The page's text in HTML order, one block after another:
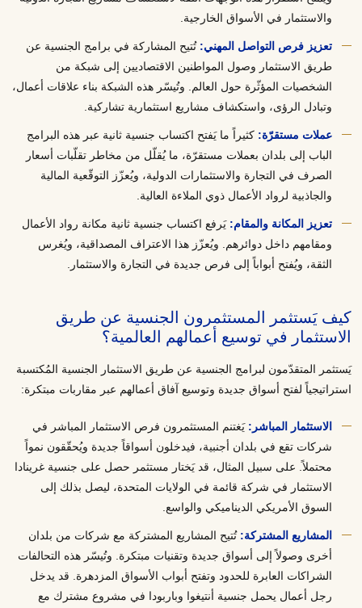
والاستثمار في الأسواق الخارجية.
تعزيز فرص التواصل المهني: تُتيح المشاركة في برامج الجنسية عن
طريق الاستثمار وصول المواطنين الاقتصاديين إلى شبكة من
الشخصيات المؤثّرة حول العالم. وتُيسّر هذه الشبكة بناء علاقات أعمال،
وتبادل الرؤى، واستكشاف مشاريع استثمارية تشاركية.
عملات مستقرّة: كثيراً ما يَفتح اكتساب جنسية ثانية عبر هذه البرامج
الباب إلى بلدان بعملات مستقرّة، ما يُقلّل من مخاطر تقلّبات أسعار
الصرف في التجارة والاستثمارات الدولية، ويُعزّز التوقّعية المالية
والجاذبية لرواد الأعمال ذوي الملاءة العالية.
تعزيز المكانة والمقام: يَرفع اكتساب جنسية ثانية مكانة رواد الأعمال
ومقامهم داخل دوائرهم. ويُعزّز هذا الاعتراف المصداقية، ويُغرس
الثقة، ويُفتح أبواباً إلى فرص جديدة في التجارة والاستثمار.
كيف يَستثمر المستثمرون الجنسية عن طريق
الاستثمار في توسيع أعمالهم العالمية؟
يَستثمر المتقدّمون لبرامج الجنسية عن طريق الاستثمار الجنسية المُكتسبة
استراتيجياً لفتح أسواق جديدة وتوسيع آفاق أعمالهم عبر مقاربات مبتكرة:
الاستثمار المباشر: يَغتنم المستثمرون فرص الاستثمار المباشر في
شركات تقع في بلدان أجنبية، فيدخلون أسواقاً جديدة ويُحقّقون نمواً
محتملاً. على سبيل المثال، قد يَختار مستثمر حصل على جنسية غرينادا
الاستثمار في شركة قائمة في الولايات المتحدة، ليصل بذلك إلى
السوق الأمريكي الديناميكي والواسع.
المشاريع المشتركة: تُتيح المشاريع المشتركة مع شركات من بلدان
أخرى وصولاً إلى أسواق جديدة وتقنيات مبتكرة. وتُيسّر هذه التحالفات
الشراكات العابرة للحدود وتفتح أبواب الأسواق المزدهرة. قد يدخل
رجل أعمال يحمل جنسية أنتيغوا وباربودا في مشروع مشترك مع